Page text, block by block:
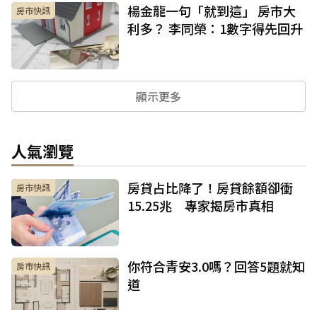
房市快訊
楊金龍一句「就到這」 房市大
利多？ 李同榮：1數字得先回升
顯示更多
人氣瀏覽
房市快訊
房貸占比降了！房貸餘額卻衝
15.25兆 專家揭房市真相
房市快訊
你符合青安3.0嗎？回答5題就知
道